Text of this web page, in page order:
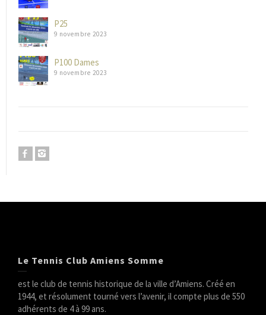
P25
9 novembre 2023
P100 Dames
9 novembre 2023
Le Tennis Club Amiens Somme
est le club de tennis historique de la ville d’Amiens. Créé en
1944, et résolument tourné vers l’avenir, il compte plus de 550
adhérents de 4 à 99 ans.